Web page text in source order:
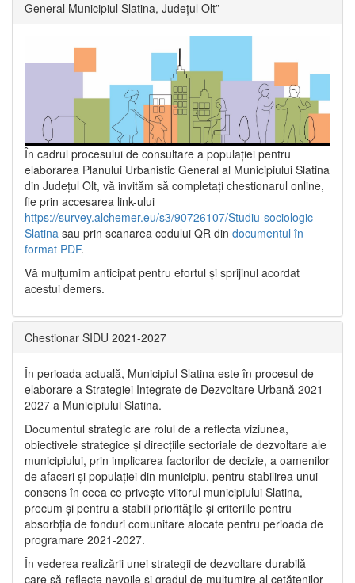
General Municipiul Slatina, Județul Olt”
În cadrul procesului de consultare a populaţiei pentru
elaborarea Planului Urbanistic General al Municipiului Slatina
din Județul Olt, vă invităm să completați chestionarul online,
fie prin accesarea link-ului
https://survey.alchemer.eu/s3/90726107/Studiu-sociologic-
Slatina sau prin scanarea codului QR din documentul în
format PDF.
Vă mulţumim anticipat pentru efortul şi sprijinul acordat
acestui demers.
Chestionar SIDU 2021-2027
În perioada actuală, Municipiul Slatina este în procesul de
elaborare a Strategiei Integrate de Dezvoltare Urbană 2021‐
2027 a Municipiului Slatina.
Documentul strategic are rolul de a reflecta viziunea,
obiectivele strategice și direcțiile sectoriale de dezvoltare ale
municipiului, prin implicarea factorilor de decizie, a oamenilor
de afaceri și populației din municipiu, pentru stabilirea unui
consens în ceea ce privește viitorul municipiului Slatina,
precum și pentru a stabili prioritățile și criteriile pentru
absorbția de fonduri comunitare alocate pentru perioada de
programare 2021-2027.
În vederea realizării unei strategii de dezvoltare durabilă
care să reflecte nevoile și gradul de mulțumire al cetățenilor